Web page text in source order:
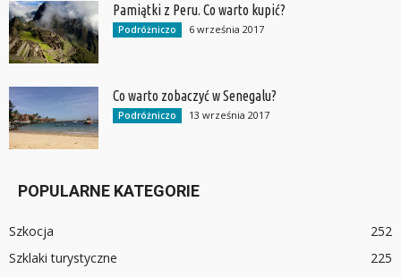
Pamiątki z Peru. Co warto kupić?
Podróżniczo 6 września 2017
Co warto zobaczyć w Senegalu?
Podróżniczo 13 września 2017
POPULARNE KATEGORIE
Szkocja
252
Szklaki turystyczne
225